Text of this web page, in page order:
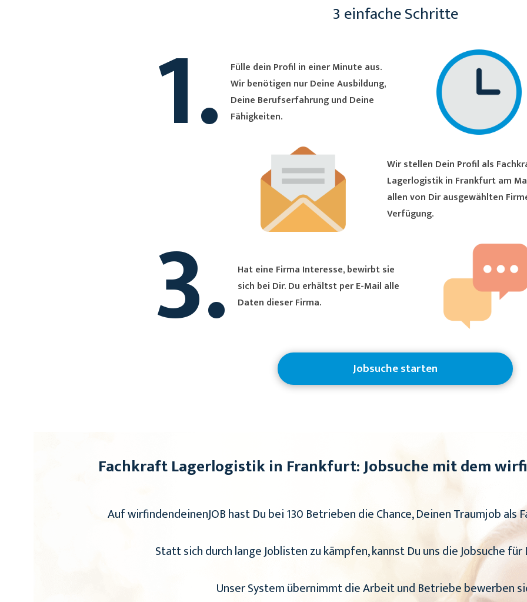
3 einfache Schritte
1.
Fülle dein Profil in einer Minute aus.
Wir benötigen nur Deine Ausbildung,
Deine Berufserfahrung und Deine
Fähigkeiten.
Wir stellen Dein Profil als Fachkraft
Lagerlogistik in Frankfurt am Main
allen von Dir ausgewählten
Verfügung.
3.
Hat eine Firma Interesse, bewirbt sie
sich bei Dir. Du erhältst per E-Mail alle
Daten dieser Firma.
Jobsuche starten
Fachkraft Lagerlogistik in Frankfurt: Jobsuche mit dem
Auf wirfindendeinenJOB hast Du bei 130 Betrieben die Chance, Deinen Traumjob
Statt sich durch lange Joblisten zu kämpfen, kannst Du uns die Jobsuche für
Unser System übernimmt die Arbeit und Betriebe bewerben